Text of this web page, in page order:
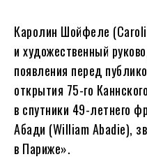
Каролин Шойфеле
и художественный
появления перед
открытия 75-го
в спутники 49-летнего
Абади (William Abadie),
в Париже».